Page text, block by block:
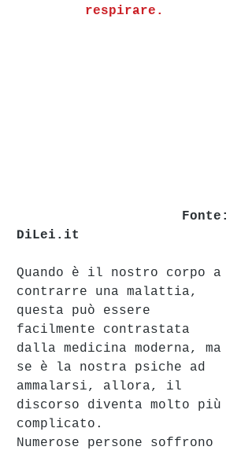
respirare.
DiLei.it
Quando è il nostro corpo a
contrarre una malattia,
questa può essere
facilmente contrastata
dalla medicina moderna, ma
se è la nostra psiche ad
ammalarsi, allora, il
discorso diventa molto più
complicato.
Numerose persone soffrono